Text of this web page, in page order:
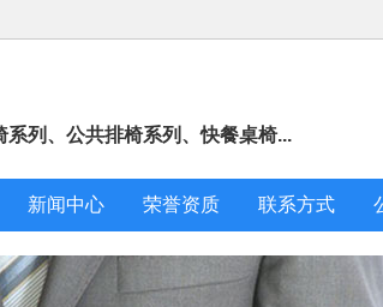
列、公共排椅系列、快餐桌椅...
新闻中心 荣誉资质 联系方式